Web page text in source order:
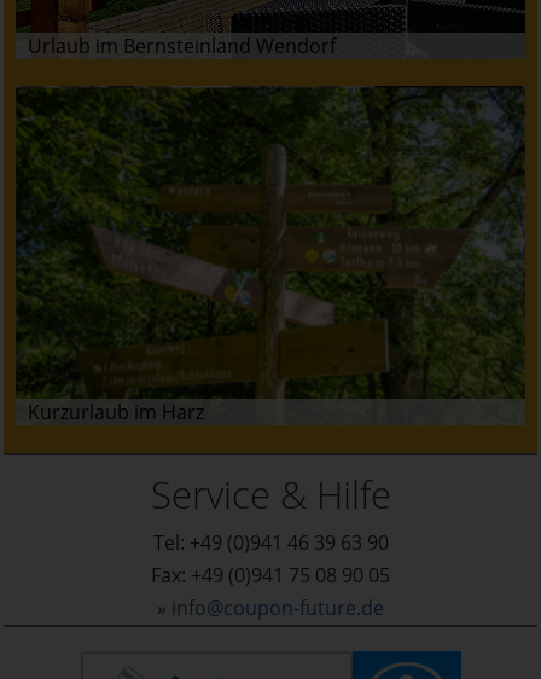
Urlaub im Bernsteinland Wendorf
Kurzurlaub im Harz
Service & Hilfe
Tel: +49 (0)941 46 39 63 90
Fax: +49 (0)941 75 08 90 05
» info@coupon-future.de